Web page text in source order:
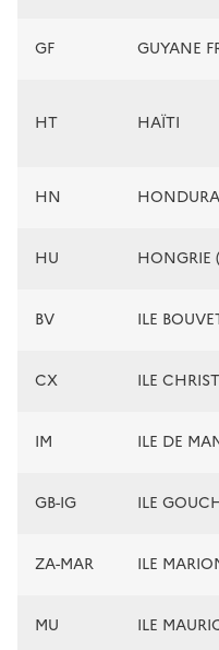
GF GUYANE
HT HAÏTI
HN
HU HONGRIE
BV ILE
CX ILE
IM ILE DE
GB-IG ILE
ZA-MAR ILE
MU ILE